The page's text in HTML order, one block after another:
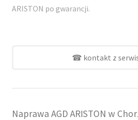
ARISTON po gwarancji.
☎ kontakt z
Naprawa AGD ARISTON w